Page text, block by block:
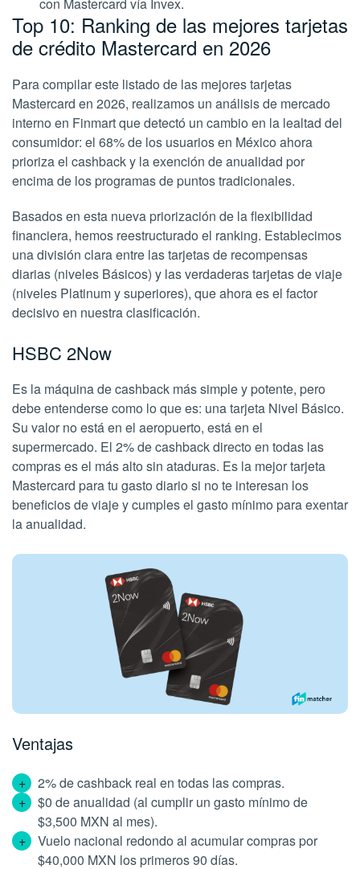
Top 10: Ranking de las mejores tarjetas
de crédito Mastercard en 2026
Para compilar este listado de las mejores tarjetas
Mastercard en 2026, realizamos un análisis de mercado
interno en Finmart que detectó un cambio en la lealtad del
consumidor: el 68% de los usuarios en México ahora
prioriza el cashback y la exención de anualidad por
encima de los programas de puntos tradicionales.
Basados en esta nueva priorización de la flexibilidad
financiera, hemos reestructurado el ranking. Establecimos
una división clara entre las tarjetas de recompensas
diarias (niveles Básicos) y las verdaderas tarjetas de viaje
(niveles Platinum y superiores), que ahora es el factor
decisivo en nuestra clasificación.
HSBC 2Now
Es la máquina de cashback más simple y potente, pero
debe entenderse como lo que es: una tarjeta Nivel Básico.
Su valor no está en el aeropuerto, está en el
supermercado. El 2% de cashback directo en todas las
compras es el más alto sin ataduras. Es la mejor tarjeta
Mastercard para tu gasto diario si no te interesan los
beneficios de viaje y cumples el gasto mínimo para exentar
la anualidad.
Ventajas
2% de cashback real en todas las compras.
$0 de anualidad (al cumplir un gasto mínimo de
$3,500 MXN al mes).
Vuelo nacional redondo al acumular compras por
$40,000 MXN los primeros 90 días.